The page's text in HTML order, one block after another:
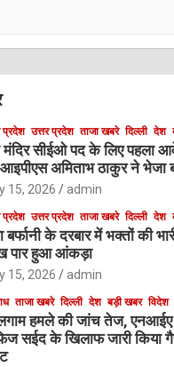
प्रदेश उत्तर प्रदेश ताजा खबरे दिल्ली देश
मंदिर सीईओ पद के लिए पहला
आइपीएस अमिताभ ठाकुर ने भेजा
15, 2026 admin
प्रदेश उत्तर प्रदेश ताजा खबरे दिल्ली देश
बर्फानी के दरबार में भक्तों की
पार हुआ आंकड़ा
15, 2026 admin
ताजा खबरे दिल्ली देश बड़ी खबर विदेश
हमले की जांच तेज,
सईद के खिलाफ जारी किया